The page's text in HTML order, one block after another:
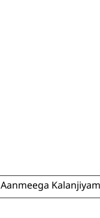
Aanmeega Kalanjiyam